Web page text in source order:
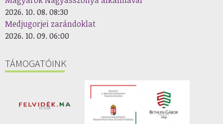
2026. 10. 08. 08:30
Medjugorjei zarándoklat
2026. 10. 09. 06:00
TÁMOGATÓINK